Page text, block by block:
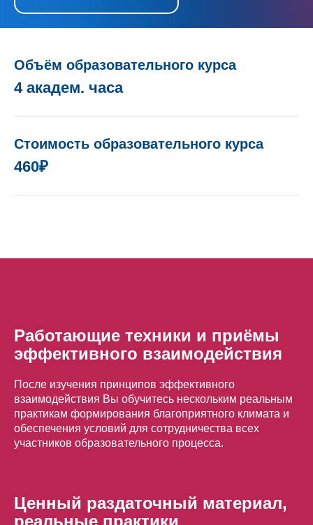
Объём образовательного курса
4 академ. часа
Стоимость образовательного курса
460₽
Работающие техники и приёмы
эффективного взаимодействия
После изучения принципов эффективного
взаимодействия Вы обучитесь нескольким реальным
практикам формирования благоприятного климата и
обеспечения условий для сотрудничества всех
участников образовательного процесса.
Ценный раздаточный материал,